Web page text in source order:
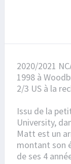
2020/2021
1998 à
2/3 US à la
Issu de la
University,
Matt est un
montant son
de ses 4